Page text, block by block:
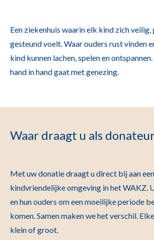
Een ziekenhuis waarin elk kind zich veilig,
gesteund voelt. Waar ouders rust vinden
kind kunnen lachen, spelen en
hand in hand gaat met genezing.
Waar draagt u als
Met uw donatie draagt u direct bij aan
kindvriendelijke omgeving in het WAKZ.
en hun ouders om een moeilijke periode
komen. Samen maken we het verschil.
klein of groot.